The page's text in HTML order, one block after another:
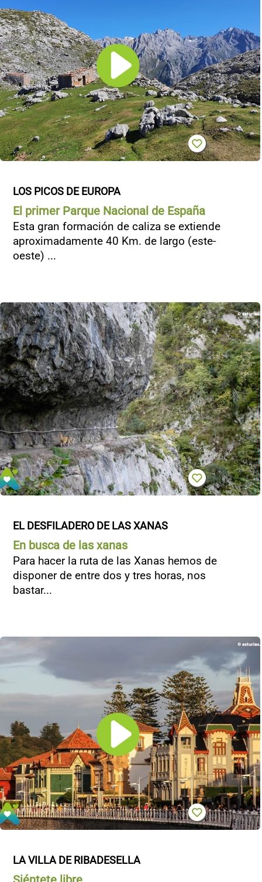
LOS PICOS DE EUROPA
El primer Parque Nacional de España
Esta gran formación de caliza se extiende
aproximadamente 40 Km. de largo (este-
oeste) ...
EL DESFILADERO DE LAS XANAS
En busca de las xanas
Para hacer la ruta de las Xanas hemos de
disponer de entre dos y tres horas, nos
bastar...
LA VILLA DE RIBADESELLA